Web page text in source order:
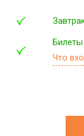
Что